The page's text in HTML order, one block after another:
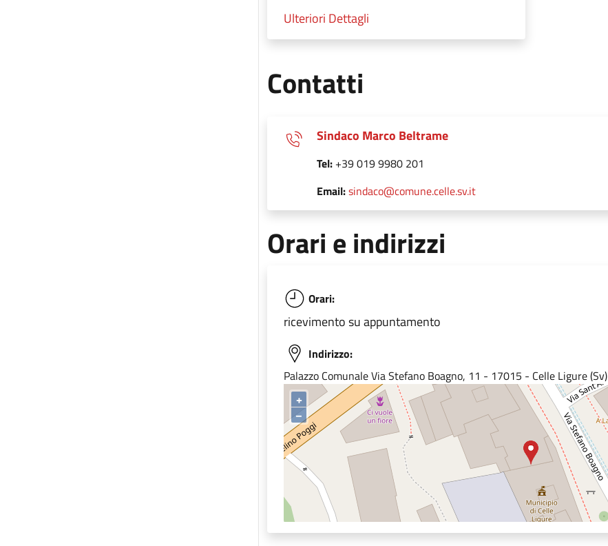
Ulteriori Dettagli
Contatti
Sindaco Marco Beltrame
Tel: +39 019 9980 201
Email:sindaco@comune.celle.sv.it
Orari e indirizzi
Orari:
ricevimento su appuntamento
Indirizzo:
Palazzo Comunale Via Stefano Boagno, 11 - 17015 - Celle Ligure (Sv)
+
–